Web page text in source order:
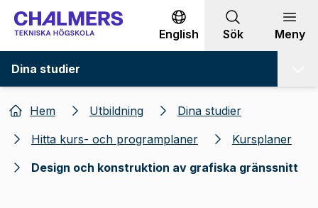
Gå till innehållet
English Sök Meny
Dina studier
Hem Utbildning
Dina studier
Hitta kurs- och programplaner
Kursplaner
Design och konstruktion av grafiska gränssnitt